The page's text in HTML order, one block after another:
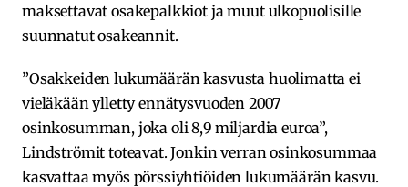
maksettavat osakepalkkiot ja muut ulkopuolisille
suunnatut osakeannit.
”Osakkeiden lukumäärän kasvusta huolimatta ei
vieläkään ylletty ennätysvuoden 2007
osinkosumman, joka oli 8,9 miljardia euroa”,
Lindströmit toteavat. Jonkin verran osinkosummaa
kasvattaa myös pörssiyhtiöiden lukumäärän kasvu.